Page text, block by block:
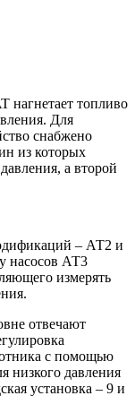
нагнетает топливо
Для
снабжено
из которых
а второй
– АТ2 и
насосов АТ3
измерять
отвечают
с помощью
низкого давления
установка – 9 и